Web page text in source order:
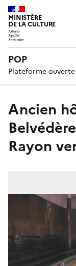
MINISTÈRE
DE LA CULTURE
POP
Plateforme
ancien hôtel
Rayon